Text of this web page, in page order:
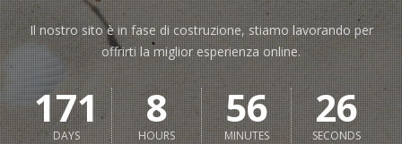
Il nostro sito è in fase di costruzione, stiamo lavorando per
offrirti la miglior esperienza online.
171
DAYS
8
HOURS
56
MINUTES
26
SECONDS